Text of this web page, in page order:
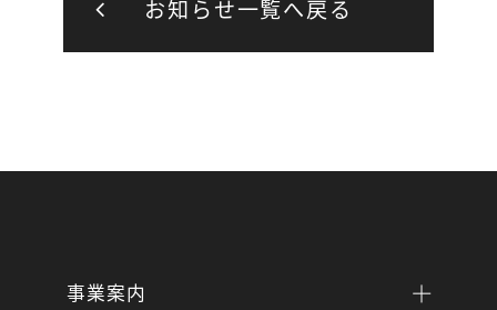
お知らせ一覧へ戻る
事業案内